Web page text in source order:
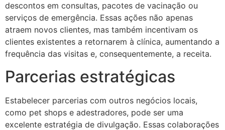
descontos em consultas, pacotes de vacinação ou
serviços de emergência. Essas ações não apenas
atraem novos clientes, mas também incentivam os
clientes existentes a retornarem à clínica, aumentando a
frequência das visitas e, consequentemente, a receita.
Parcerias estratégicas
Estabelecer parcerias com outros negócios locais,
como pet shops e adestradores, pode ser uma
excelente estratégia de divulgação. Essas colaborações